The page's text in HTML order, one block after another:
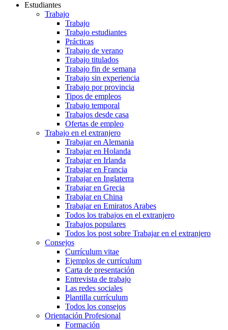
Estudiantes
Trabajo
Trabajo
Trabajo estudiantes
Prácticas
Trabajo de verano
Trabajo titulados
Trabajo fin de semana
Trabajo sin experiencia
Trabajo por provincia
Tipos de empleos
Trabajo temporal
Trabajos desde casa
Ofertas de empleo
Trabajo en el extranjero
Trabajar en Alemania
Trabajar en Holanda
Trabajar en Irlanda
Trabajar en Francia
Trabajar en Inglaterra
Trabajar en Grecia
Trabajar en China
Trabajar en Emiratos Arabes
Todos los trabajos en el extranjero
Trabajos populares
Todos los post sobre Trabajar en el extranjero
Consejos
Currículum vitae
Ejemplos de currículum
Carta de presentación
Entrevista de trabajo
Las redes sociales
Plantilla currículum
Todos los consejos
Orientación Profesional
Formación